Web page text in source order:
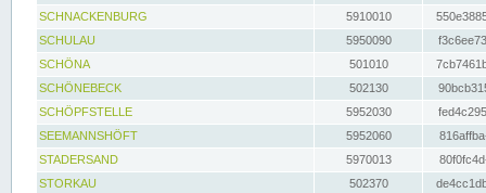
SCHNACKENBURG
5910010
SCHULAU
5950090
SCHÖNA
501010
SCHÖNEBECK
502130
SCHÖPFSTELLE
5952030
SEEMANNSHÖFT
5952060
STADERSAND
5970013
STORKAU
502370